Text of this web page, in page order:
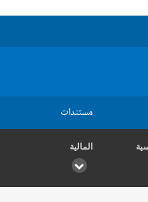
مستندات
المالية